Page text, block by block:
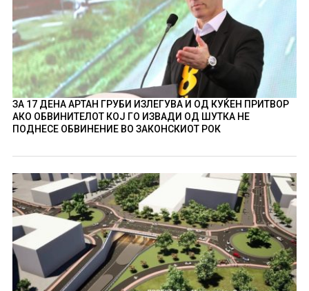
ЗА 17 ДЕНА АРТАН ГРУБИ ИЗЛЕГУВА И ОД КУЌЕН ПРИТВОР
АКО ОБВИНИТЕЛОТ КОЈ ГО ИЗВАДИ ОД ШУТКА НЕ
ПОДНЕСЕ ОБВИНЕНИЕ ВО ЗАКОНСКИОТ РОК